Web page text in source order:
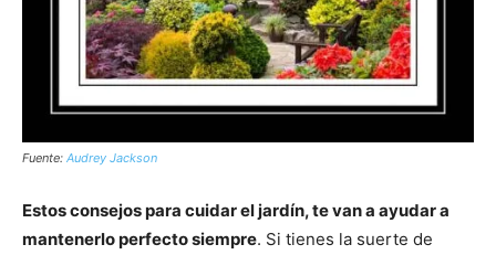
Fuente: Audrey Jackson
Estos consejos para cuidar el jardín, te van a ayudar a
mantenerlo perfecto siempre. Si tienes la suerte de